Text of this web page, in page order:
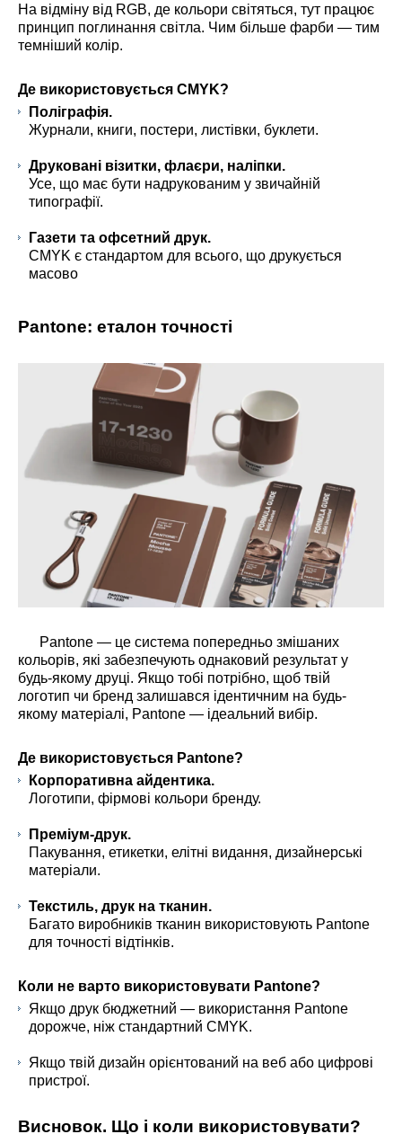
На відміну від RGB, де кольори світяться, тут працює
принцип поглинання світла. Чим більше фарби — тим
темніший колір.
Де використовується CMYK?
Поліграфія.
Журнали, книги, постери, листівки, буклети.
Друковані візитки, флаєри, наліпки.
Усе, що має бути надрукованим у звичайній
типографії.
Газети та офсетний друк.
CMYK є стандартом для всього, що друкується
масово
Pantone: еталон точності
Pantone — це система попередньо змішаних
кольорів, які забезпечують однаковий результат у
будь-якому друці. Якщо тобі потрібно, щоб твій
логотип чи бренд залишався ідентичним на будь-
якому матеріалі, Pantone — ідеальний вибір.
Де використовується Pantone?
Корпоративна айдентика.
Логотипи, фірмові кольори бренду.
Преміум-друк.
Пакування, етикетки, елітні видання, дизайнерські
матеріали.
Текстиль, друк на тканин.
Багато виробників тканин використовують Pantone
для точності відтінків.
Коли не варто використовувати Pantone?
Якщо друк бюджетний — використання Pantone
дорожче, ніж стандартний CMYK.
Якщо твій дизайн орієнтований на веб або цифрові
пристрої.
Висновок. Що і коли використовувати?